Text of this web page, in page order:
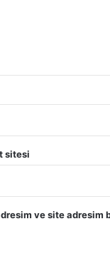
sitesi
ve site adresim